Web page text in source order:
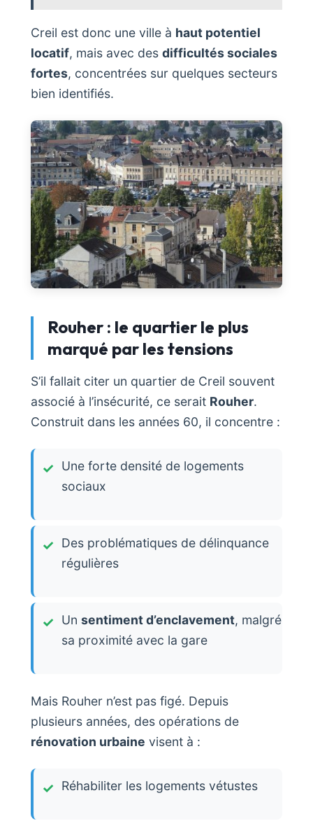
Creil est donc une ville à haut potentiel
locatif, mais avec des difficultés sociales
fortes, concentrées sur quelques secteurs
bien identifiés.
Rouher : le quartier le plus
marqué par les tensions
S’il fallait citer un quartier de Creil souvent
associé à l’insécurité, ce serait Rouher.
Construit dans les années 60, il concentre :
Une forte densité de logements
sociaux
Des problématiques de délinquance
régulières
Un sentiment d’enclavement, malgré
sa proximité avec la gare
Mais Rouher n’est pas figé. Depuis
plusieurs années, des opérations de
rénovation urbaine visent à :
Réhabiliter les logements vétustes